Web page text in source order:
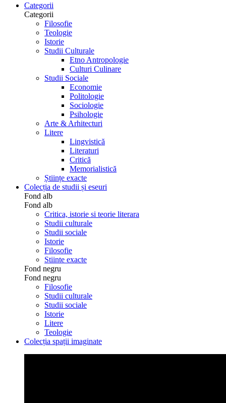
Categorii
Categorii
Filosofie
Teologie
Istorie
Studii Culturale
Etno Antropologie
Culturi Culinare
Studii Sociale
Economie
Politologie
Sociologie
Psihologie
Arte & Arhitecturi
Litere
Lingvistică
Literaturi
Critică
Memorialistică
Științe exacte
Colecția de studii și eseuri
Fond alb
Fond alb
Critica, istorie si teorie literara
Studii culturale
Studii sociale
Istorie
Filosofie
Stiinte exacte
Fond negru
Fond negru
Filosofie
Studii culturale
Studii sociale
Istorie
Litere
Teologie
Colecția spații imaginate